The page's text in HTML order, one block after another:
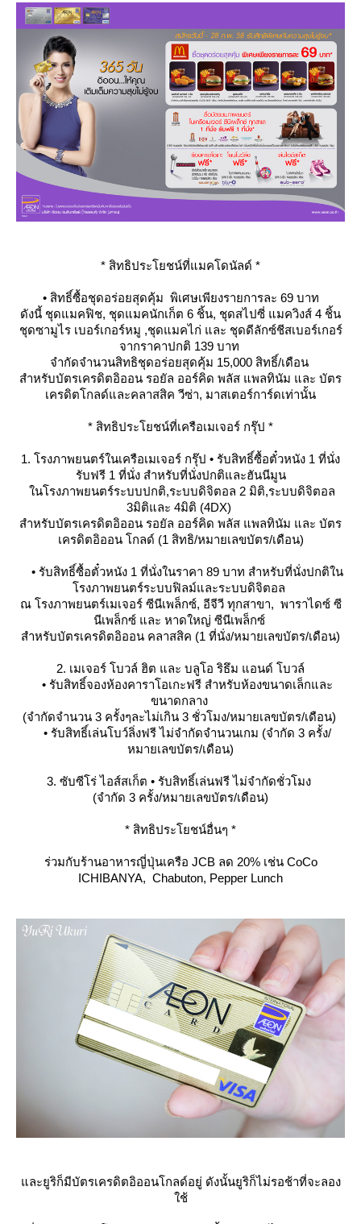
* สิทธิประโยชน์ที่แมคโดนัลด์ *
• สิทธิ์ซื้อชุดอร่อยสุดคุ้ม พิเศษเพียงรายการละ 69 บาท
ดังนี้ ชุดแมคฟิช, ชุดแมคนักเก็ต 6 ชิ้น, ชุดสไปซี่ แมควิงส์ 4 ชิ้น
ชุดซามูไร เบอร์เกอร์หมู ,ชุดแมคไก่ และ ชุดดีลักซ์ชีสเบอร์เกอร์
จากราคาปกติ 139 บาท
จำกัดจำนวนสิทธิชุดอร่อยสุดคุ้ม 15,000 สิทธิ์/เดือน
สำหรับบัตรเครดิตอิออน รอยัล ออร์คิด พลัส แพลทินัม และ บัตร
เครดิตโกลด์และคลาสสิค วีซ่า, มาสเตอร์การ์ดเท่านั้น
* สิทธิประโยชน์ที่เครือเมเจอร์ กรุ๊ป *
1. โรงภาพยนตร์ในเครือเมเจอร์ กรุ๊ป • รับสิทธิ์ซื้อตั๋วหนัง 1 ที่นั่ง
รับฟรี 1 ที่นั่ง สำหรับที่นั่งปกติและฮันนีมูน
นโรงภาพยนตร์ระบบปกติ,ระบบดิจิตอล 2 มิติ,ระบบดิจิตอล
3มิติและ 4มิติ (4DX)
สำหรับบัตรเครดิตอิออน รอยัล ออร์คิด พลัส แพลทินัม และ บัตร
เครดิตอิออน โกลด์ (1 สิทธิ/หมายเลขบัตร/เดือน)
• รับสิทธิ์ซื้อตั๋วหนัง 1 ที่นั่งในราคา 89 บาท สำหรับที่นั่งปกติใน
รงภาพยนตร์ระบบฟิลม์และระบบดิจิตอล
ณ โรงภาพยนตร์เมเจอร์ ซีนีเพล็กซ์, อีจีวี ทุกสาขา, พาราไดซ์ ซี
นีเพล็กซ์ และ หาดใหญ่ ซีนีเพล็กซ์
สำหรับบัตรเครดิตอิออน คลาสสิค (1 ที่นั่ง/หมายเลขบัตร/เดือน)
2. เมเจอร์ โบวล์ ฮิต และ บลูโอ ริธึม แอนด์ โบวล์
• รับสิทธิ์จองห้องคาราโอเกะฟรี สำหรับห้องขนาดเล็กและ
ขนาดกลาง
(จำกัดจำนวน 3 ครั้งๆละไม่เกิน 3 ชั่วโมง/หมายเลขบัตร/เดือน)
• รับสิทธิ์เล่นโบว์ลิ่งฟรี ไม่จำกัดจำนวนเกม (จำกัด 3 ครั้ง/
หมายเลขบัตร/เดือน)
3. ซับซีโร่ ไอส์สเก็ต • รับสิทธิ์เล่นฟรี ไม่จำกัดชั่วโมง
(จำกัด 3 ครั้ง/หมายเลขบัตร/เดือน)
* สิทธิประโยชน์อื่นๆ *
ร่วมกับร้านอาหารญี่ปุ่นเครือ JCB ลด 20% เช่น CoCo
ICHIBANYA, Chabuton, Pepper Lunch
ละยูริก็มีบัตรเครดิตอิออนโกลด์อยู่ ดังนั้นยูริก็ไม่รอช้าที่จะลอง
ช้